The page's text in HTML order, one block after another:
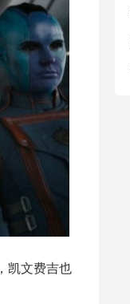
凯文费吉也